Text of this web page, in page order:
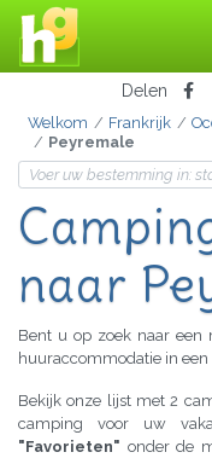
Delen
Welkom Frankrijk
Peyremale
naar
Bent u op zoek naar een
huuraccommodatie in een
Bekijk onze lijst met 2
camping voor uw
"Favorieten" onder de